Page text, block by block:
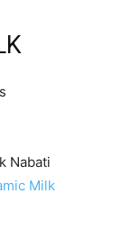
Nabati
Milk